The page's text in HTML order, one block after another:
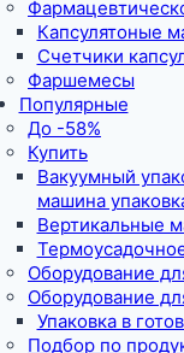
Капсулятоные
Счетчики
Фаршемесы
Популярные
До -58%
Купить
Вакуумный
машина
Вертикальные
Оборудование
Оборудование
Упаковка в
Подбор по